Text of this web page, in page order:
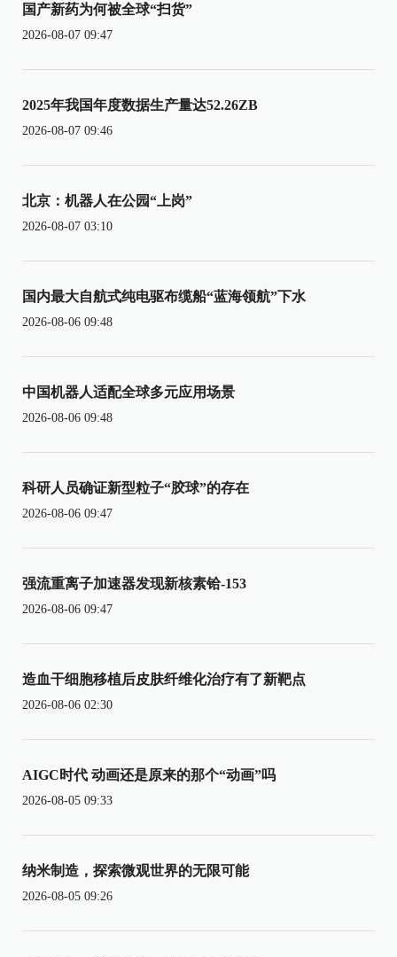
国产新药为何被全球“扫货”
2026-08-07 09:47
2025年我国年度数据生产量达52.26ZB
2026-08-07 09:46
北京：机器人在公园“上岗”
2026-08-07 03:10
国内最大自航式纯电驱布缆船“蓝海领航”下水
2026-08-06 09:48
中国机器人适配全球多元应用场景
2026-08-06 09:48
科研人员确证新型粒子“胶球”的存在
2026-08-06 09:47
强流重离子加速器发现新核素铪-153
2026-08-06 09:47
造血干细胞移植后皮肤纤维化治疗有了新靶点
2026-08-06 02:30
AIGC时代 动画还是原来的那个“动画”吗
2026-08-05 09:33
纳米制造，探索微观世界的无限可能
2026-08-05 09:26